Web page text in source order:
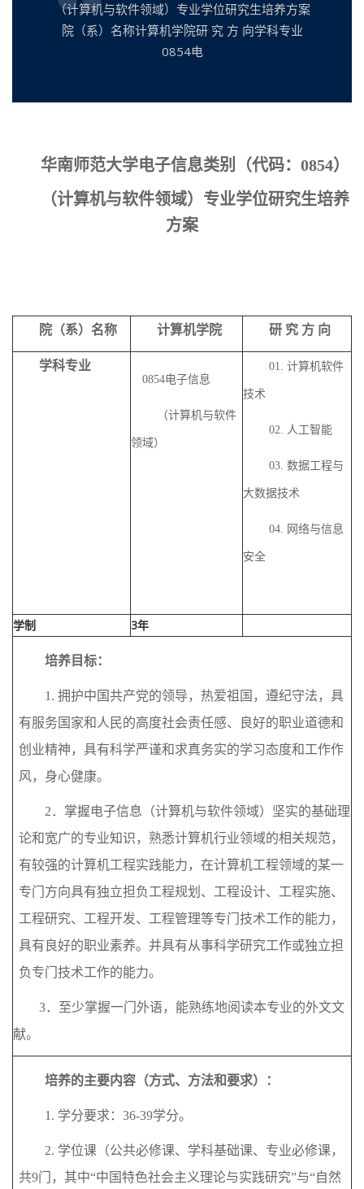
（计算机与软件领域）专业学位研究生培养方案
院（系）名称计算机学院研 究 方 向学科专业
0854电
华南师范大学电子信息类别（代码： 0854）
（计算机与软件领域）专业学位研究生培养
方案
院（系）名称 计算机学院 研 究 方 向
学科专业
0854电子信息
（计算机与软件
领域）
01. 计算机软件
技术
02. 人工智能
03. 数据工程与
大数据技术
04. 网络与信息
安全
学制 3年
培养目标：
1. 拥护中国共产党的领导，热爱祖国，遵纪守法，具
有服务国家和人民的高度社会责任感、良好的职业道德和
创业精神，具有科学严谨和求真务实的学习态度和工作作
风，身心健康。
2．掌握电子信息（计算机与软件领域）坚实的基础理
论和宽广的专业知识，熟悉计算机行业领域的相关规范，
有较强的计算机工程实践能力，在计算机工程领域的某一
专门方向具有独立担负工程规划、工程设计、工程实施、
工程研究、工程开发、工程管理等专门技术工作的能力，
具有良好的职业素养。并具有从事科学研究工作或独立担
负专门技术工作的能力。
3．至少掌握一门外语，能熟练地阅读本专业的外文文
献。
培养的主要内容（方式、方法和要求） ：
1. 学分要求： 36-39学分。
2. 学位课（公共必修课、学科基础课、专业必修课，
共9门，其中“中国特色社会主义理论与实践研究”与“自然